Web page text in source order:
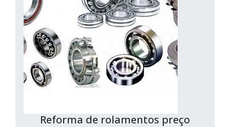
Reforma de rolamentos preço